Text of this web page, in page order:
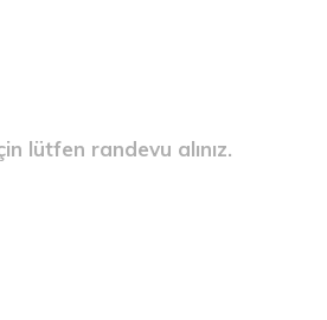
lütfen randevu alınız.